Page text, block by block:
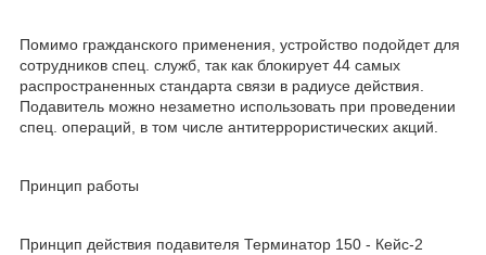
Помимо гражданского применения, устройство подойдет для
сотрудников спец. служб, так как блокирует 44 самых
распространенных стандарта связи в радиусе действия.
Подавитель можно незаметно использовать при проведении
спец. операций, в том числе антитеррористических акций.
Принцип работы
Принцип действия подавителя Терминатор 150 - Кейс-2